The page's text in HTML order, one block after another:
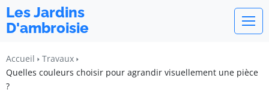
Les Jardins
D'ambroisie
Accueil
Travaux
Quelles couleurs choisir pour agrandir visuellement une pièce
?